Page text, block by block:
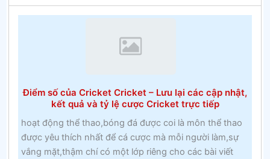
cá
và
lớp
hai
tại
một
Điểm số của Cricket Cricket – Lưu lại các cập nhật,
kết quả và tỷ lệ cược Cricket trực tiếp
hoạt động thể thao,bóng đá được coi là môn thể thao
được yêu thích nhất để cá cược mà mỗi người làm,sự
vắng mặt,thậm chí có một lớp riêng cho các bài viết